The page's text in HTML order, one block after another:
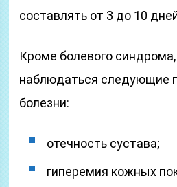
составлять от 3 до 10
Кроме болевого синдрома,
наблюдаться следующие
болезни:
отечность сустава;
гиперемия кожных